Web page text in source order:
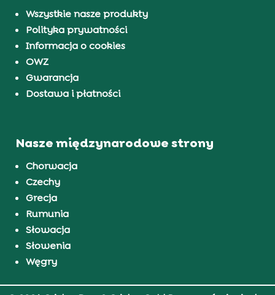
Wszystkie nasze produkty
Polityka prywatności
Informacja o cookies
OWZ
Gwarancja
Dostawa i płatności
Nasze międzynarodowe strony
Chorwacja
Czechy
Grecja
Rumunia
Słowacja
Słowenia
Węgry